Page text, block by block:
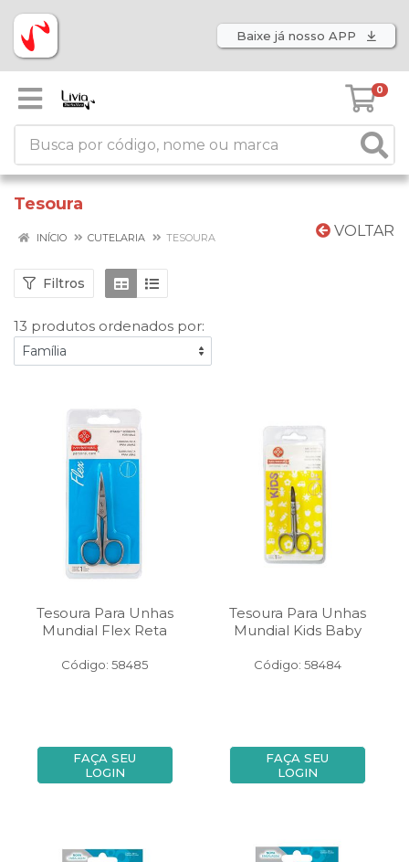
Baixe já nosso APP
0
Tesoura
VOLTAR
INÍCIO CUTELARIA TESOURA
Filtros
13 produtos ordenados por:
Tesoura Para Unhas
Mundial Flex Reta
Código: 58485
FAÇA SEU
LOGIN
Tesoura Para Unhas
Mundial Kids Baby
Código: 58484
FAÇA SEU
LOGIN